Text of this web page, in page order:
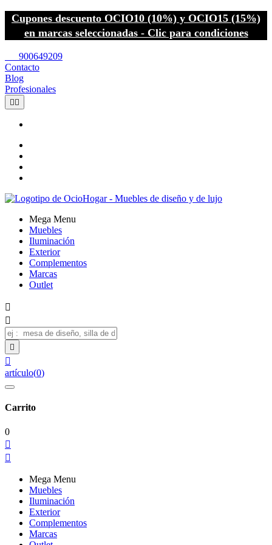
Cupones descuento OCIO10 (10%) y OCIO15 (15%)
en marcas seleccionadas - Clic para condiciones
900649209
Contacto
Blog
Profesionales
 
Mega Menu
Muebles
Iluminación
Exterior
Complementos
Marcas
Outlet




artículo(0)
Carrito
0


Mega Menu
Muebles
Iluminación
Exterior
Complementos
Marcas